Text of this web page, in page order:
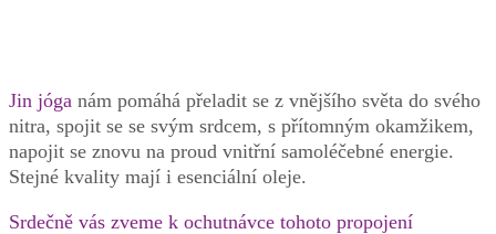
Jin jóga nám pomáhá přeladit se z vnějšího světa do svého
nitra, spojit se se svým srdcem, s přítomným okamžikem,
napojit se znovu na proud vnitřní samoléčebné energie.
Stejné kvality mají i esenciální oleje.
Srdečně vás zveme k ochutnávce tohoto propojení